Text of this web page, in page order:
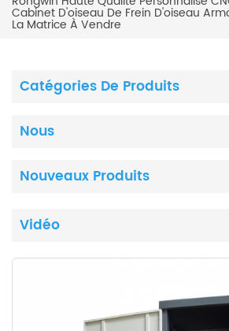
Cabinet D'oiseau De Frein D'oiseau
La Matrice À Vendre
Catégories De Produits
Nous
Nouveaux Produits
Vidéo